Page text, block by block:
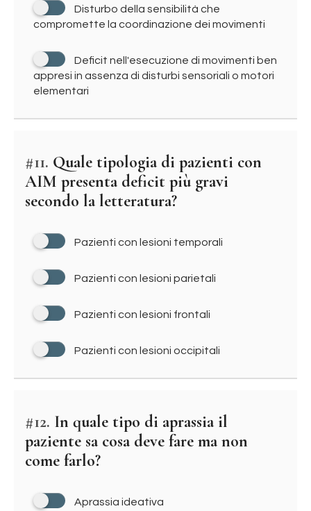
Disturbo della sensibilità che
compromette la coordinazione dei movimenti
Deficit nell'esecuzione di movimenti ben
appresi in assenza di disturbi sensoriali o motori
elementari
#11. Quale tipologia di pazienti con
AIM presenta deficit più gravi
secondo la letteratura?
Pazienti con lesioni temporali
Pazienti con lesioni parietali
Pazienti con lesioni frontali
Pazienti con lesioni occipitali
#12. In quale tipo di aprassia il
paziente sa cosa deve fare ma non
come farlo?
Aprassia ideativa